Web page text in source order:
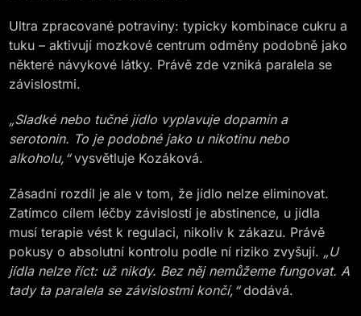
Ultra zpracované potraviny: typicky kombinace cukru a
tuku – aktivují mozkové centrum odměny podobně jako
některé návykové látky. Právě zde vzniká paralela se
závislostmi.
„Sladké nebo tučné jídlo vyplavuje dopamin a
serotonin. To je podobné jako u nikotinu nebo
alkoholu,“vysvětluje Kozáková.
Zásadní rozdíl je ale v tom, že jídlo nelze eliminovat.
Zatímco cílem léčby závislostí je abstinence, u jídla
musí terapie vést k regulaci, nikoliv k zákazu. Právě
pokusy o absolutní kontrolu podle ní riziko zvyšují. „U
jídla nelze říct: už nikdy. Bez něj nemůžeme fungovat. A
tady ta paralela se závislostmi končí,“dodává.